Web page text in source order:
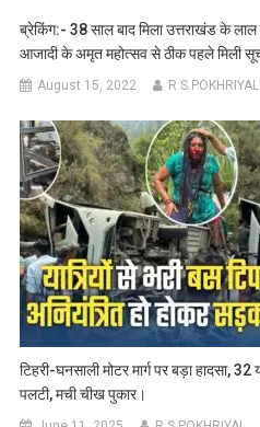
ब्रेकिंग:- 38 साल बाद मिला उत्तराखंड के लाल
आजादी के अमृत महोत्सव से ठीक पहले मिली
August 15, 2022 R.S.POKHRIYAL
टिहरी-घनसाली मोटर मार्ग पर बड़ा हादसा,
पलटी, मची चीख पुकार।